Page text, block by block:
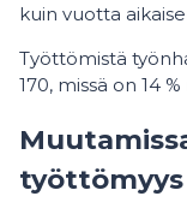
kuin vuotta
Työttömistä
170, missä on 14